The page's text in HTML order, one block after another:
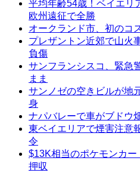
平均年齢54歳！ベイエリ
欧州遠征で全勝
オークランド市、初のコ
プレザントン近郊で山火
負傷
サンフランシスコ、緊急
まま
サンノゼの空きビルが地
身
ナパバレーで車がブドウ
東ベイエリアで煙害注意
令
$13K相当のポケモンカ
押収